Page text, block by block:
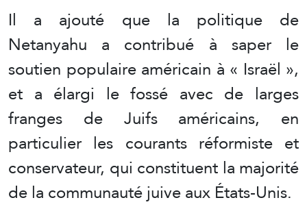
Il a ajouté que la politique de
Netanyahu a contribué à saper le
soutien populaire américain à « Israël »,
et a élargi le fossé avec de larges
franges de Juifs américains, en
particulier les courants réformiste et
conservateur, qui constituent la majorité
de la communauté juive aux États-Unis.